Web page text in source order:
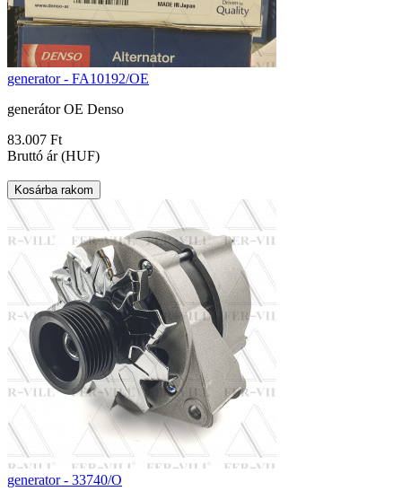
generator - FA10192/OE
generátor OE Denso
83.007 Ft
Bruttó ár (HUF)
generator - 33740/O